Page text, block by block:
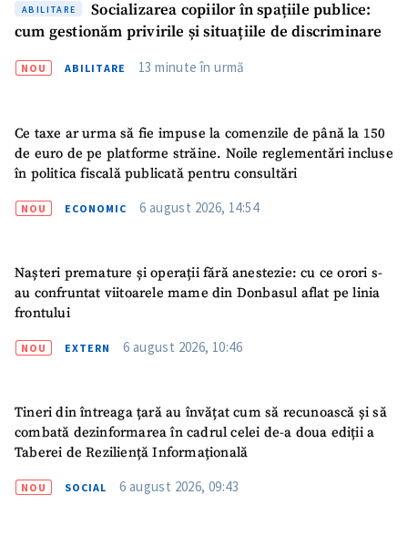
ABILITARE
Socializarea copiilor în spațiile publice:
cum gestionăm privirile și situațiile de discriminare
NOU ABILITARE 13 minute în urmă
Ce taxe ar urma să fie impuse la comenzile de până la 150
de euro de pe platforme străine. Noile reglementări incluse
în politica fiscală publicată pentru consultări
NOU ECONOMIC 6 august 2026, 14:54
Nașteri premature și operații fără anestezie: cu ce orori s-
au confruntat viitoarele mame din Donbasul aflat pe linia
frontului
NOU EXTERN 6 august 2026, 10:46
Tineri din întreaga țară au învățat cum să recunoască și să
combată dezinformarea în cadrul celei de-a doua ediții a
Taberei de Reziliență Informațională
NOU SOCIAL 6 august 2026, 09:43